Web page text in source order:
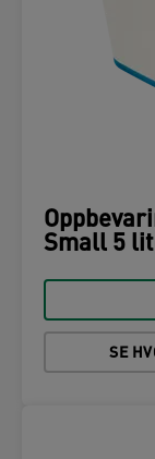
Small 5
SE